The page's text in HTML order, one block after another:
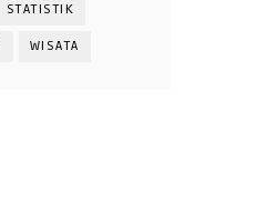
STATISTIK
WISATA